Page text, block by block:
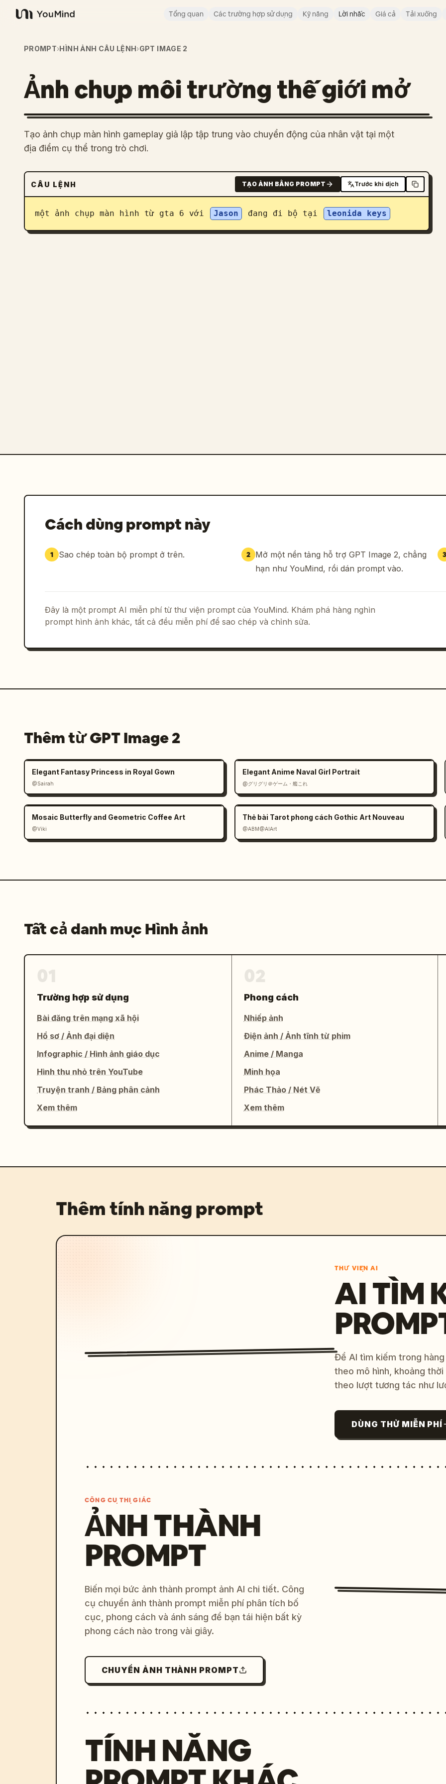
YouMind
Tổng quan Các trường hợp sử dụng Kỹ năng Lời nhắc Giá cả Tải xuống
PROMPT›HÌNH ẢNH CÂU LỆNH›GPT IMAGE 2
Ảnh chụp môi trường thế giới mở
Tạo ảnh chụp màn hình gameplay giả lập tập trung vào chuyển động của nhân vật tại một
địa điểm cụ thể trong trò chơi.
CÂU LỆNH TẠO ẢNH BẰNG PROMPT Trước khi dịch
một ảnh chụp màn hình từ gta 6 với Jason đang đi bộ tại leonida keys
Cách dùng prompt này
1 Sao chép toàn bộ prompt ở trên. 2 Mở một nền tảng hỗ trợ GPT Image 2, chẳng
hạn như YouMind, rồi dán prompt vào.
3
Đây là một prompt AI miễn phí từ thư viện prompt của YouMind. Khám phá hàng nghìn
prompt hình ảnh khác, tất cả đều miễn phí để sao chép và chỉnh sửa.
Thêm từ GPT Image 2
Elegant Fantasy Princess in Royal Gown
@Sairah
Elegant Anime Naval Girl Portrait
@グリグリ＠ゲーム・艦これ
Mosaic Butterfly and Geometric Coffee Art
@Viki
Thẻ bài Tarot phong cách Gothic Art Nouveau
@ABM@AIArt
Tất cả danh mục Hình ảnh
Trường hợp sử dụng
Bài đăng trên mạng xã hội
Hồ sơ / Ảnh đại diện
Infographic / Hình ảnh giáo dục
Hình thu nhỏ trên YouTube
Truyện tranh / Bảng phân cảnh
Xem thêm
Phong cách
Nhiếp ảnh
Điện ảnh / Ảnh tĩnh từ phim
Anime / Manga
Minh họa
Phác Thảo / Nét Vẽ
Xem thêm
Thêm tính năng prompt
THƯ VIỆN AI
AI TÌM
Để AI tìm kiếm trong
theo mô hình, khoảng
theo lượt tương tác như
DÙNG THỬ MIỄN PHÍ
CÔNG CỤ THỊ GIÁC
ẢNH THÀNH
PROMPT
Biến mọi bức ảnh thành prompt ảnh AI chi tiết. Công
cụ chuyển ảnh thành prompt miễn phí phân tích bố
cục, phong cách và ánh sáng để bạn tái hiện bất kỳ
phong cách nào trong vài giây.
CHUYỂN ẢNH THÀNH PROMPT
TÍNH NĂNG